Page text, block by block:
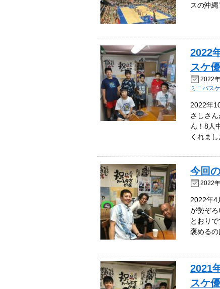
スの沖
2022
スケ
2022
ミニバス
2022年
さしさ
ん！8人
くれま
今回
2022
2022年4
が勢ぞ
とおり
褒めるの
2021
スケ